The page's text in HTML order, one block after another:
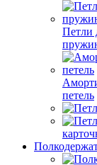
Петли
петель